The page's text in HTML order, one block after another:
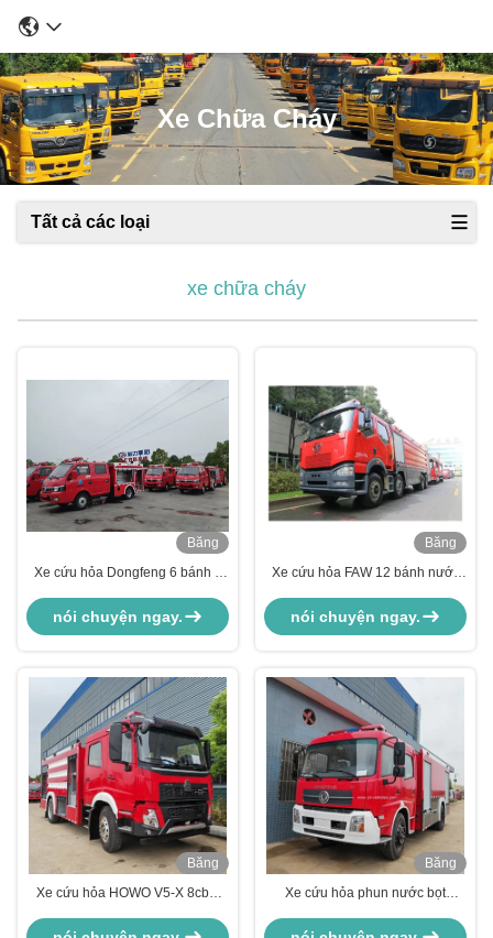
Xe Chữa Cháy
Tất cả các loại
xe chữa cháy
Băng
Hình
Xe cứu hỏa Dongfeng 6 bánh 1
nói chuyện ngay.
Băng
Hình
Xe cứu hỏa FAW 12 bánh nước
nói chuyện ngay.
Băng
Hình
Xe cứu hỏa HOWO V5-X 8cbm
Băng
Hình
Xe cứu hỏa phun nước bọt